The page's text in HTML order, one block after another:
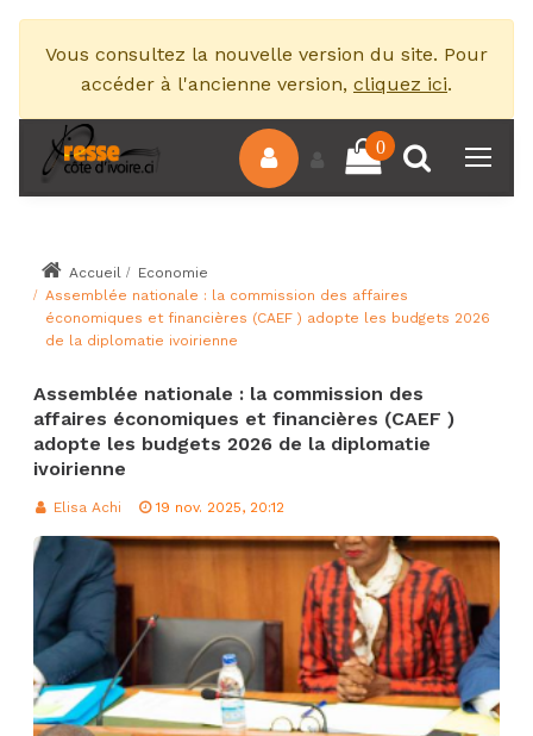
Vous consultez la nouvelle version du site. Pour
accéder à l'ancienne version, cliquez ici.
0
Accueil
Economie
Assemblée nationale : la commission des affaires
économiques et financières (CAEF ) adopte les budgets 2026
de la diplomatie ivoirienne
Assemblée nationale : la commission des
affaires économiques et financières (CAEF )
adopte les budgets 2026 de la diplomatie
ivoirienne
Elisa Achi 19 nov. 2025, 20:12